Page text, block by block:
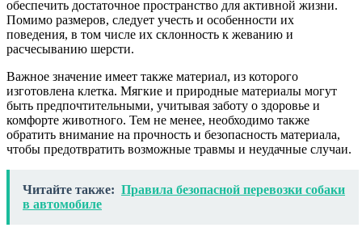
обеспечить достаточное пространство для активной жизни.
Помимо размеров, следует учесть и особенности их
поведения, в том числе их склонность к жеванию и
расчесыванию шерсти.
Важное значение имеет также материал, из которого
изготовлена клетка. Мягкие и природные материалы могут
быть предпочтительными, учитывая заботу о здоровье и
комфорте животного. Тем не менее, необходимо также
обратить внимание на прочность и безопасность материала,
чтобы предотвратить возможные травмы и неудачные случаи.
Читайте также: Правила безопасной перевозки собаки
в автомобиле